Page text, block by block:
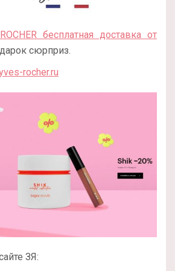
бесплатная доставка от
сюрприз.
rocher.ru
ЗЯ: